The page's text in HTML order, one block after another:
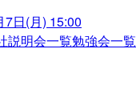
7日(月) 15:00
説明会一覧勉強会一覧